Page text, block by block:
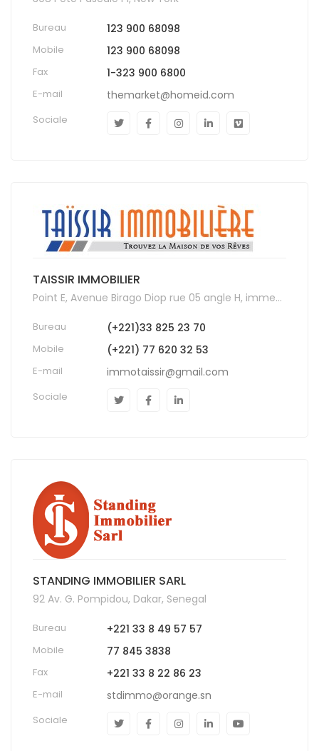
Bureau 123 900 68098
Mobile 123 900 68098
Fax 1-323 900 6800
E-mail themarket@homeid.com
Sociale
TAISSIR IMMOBILIER
Point E, Avenue Birago Diop rue 05 angle H, immeuble Mbodj Nº5916
Bureau (+221)33 825 23 70
Mobile (+221) 77 620 32 53
E-mail immotaissir@gmail.com
Sociale
STANDING IMMOBILIER SARL
92 Av. G. Pompidou, Dakar, Senegal
Bureau +221 33 8 49 57 57
Mobile 77 845 3838
Fax +221 33 8 22 86 23
E-mail stdimmo@orange.sn
Sociale